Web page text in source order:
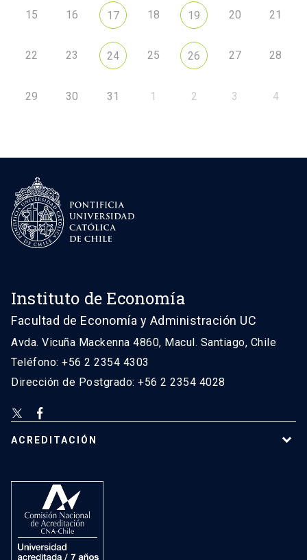
15 16 17 18 19 20 21
22 23 24 25 26 27 28
29 30 31 1 2 3 4
Instituto de Economía
Facultad de Economía y Administración UC
Avda. Vicuña Mackenna 4860, Macul. Santiago, Chile
Teléfono: +56 2 2354 4303
Dirección de Postgrado: +56 2 2354 4028
ACREDITACIÓN